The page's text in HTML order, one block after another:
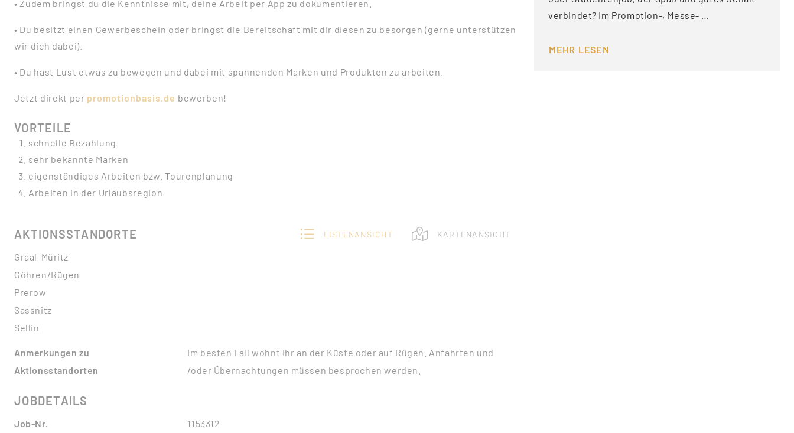
• Zudem bringst du die Kenntnisse mit, deine Arbeit per App zu dokumentieren.
• Du besitzt einen Gewerbeschein oder bringst die Bereitschaft mit dir diesen zu besorgen (gerne unterstützen
wir dich dabei).
• Du hast Lust etwas zu bewegen und dabei mit spannenden Marken und Produkten zu arbeiten.
Jetzt direkt per promotionbasis.de bewerben!
VORTEILE
schnelle Bezahlung
sehr bekannte Marken
eigenständiges Arbeiten bzw. Tourenplanung
Arbeiten in der Urlaubsregion
AKTIONSSTANDORTE LISTENANSICHT KARTENANSICHT
Graal-Müritz
Göhren/Rügen
Prerow
Sassnitz
Sellin
Anmerkungen zu
Aktionsstandorten
Im besten Fall wohnt ihr an der Küste oder auf Rügen. Anfahrten und
/oder Übernachtungen müssen besprochen werden.
JOBDETAILS
Job-Nr.
1153312
verbindet? Im Promotion-, Messe- …
MEHR LESEN